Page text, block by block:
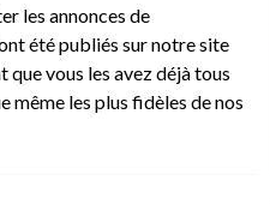
les annonces de
été publiés sur notre site
que vous les avez déjà tous
même les plus fidèles de nos